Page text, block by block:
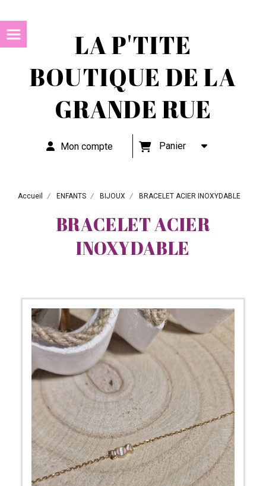
LA P'TITE
BOUTIQUE DE LA
GRANDE RUE
Mon compte Panier
Accueil ENFANTS BIJOUX BRACELET ACIER INOXYDABLE
BRACELET ACIER
INOXYDABLE